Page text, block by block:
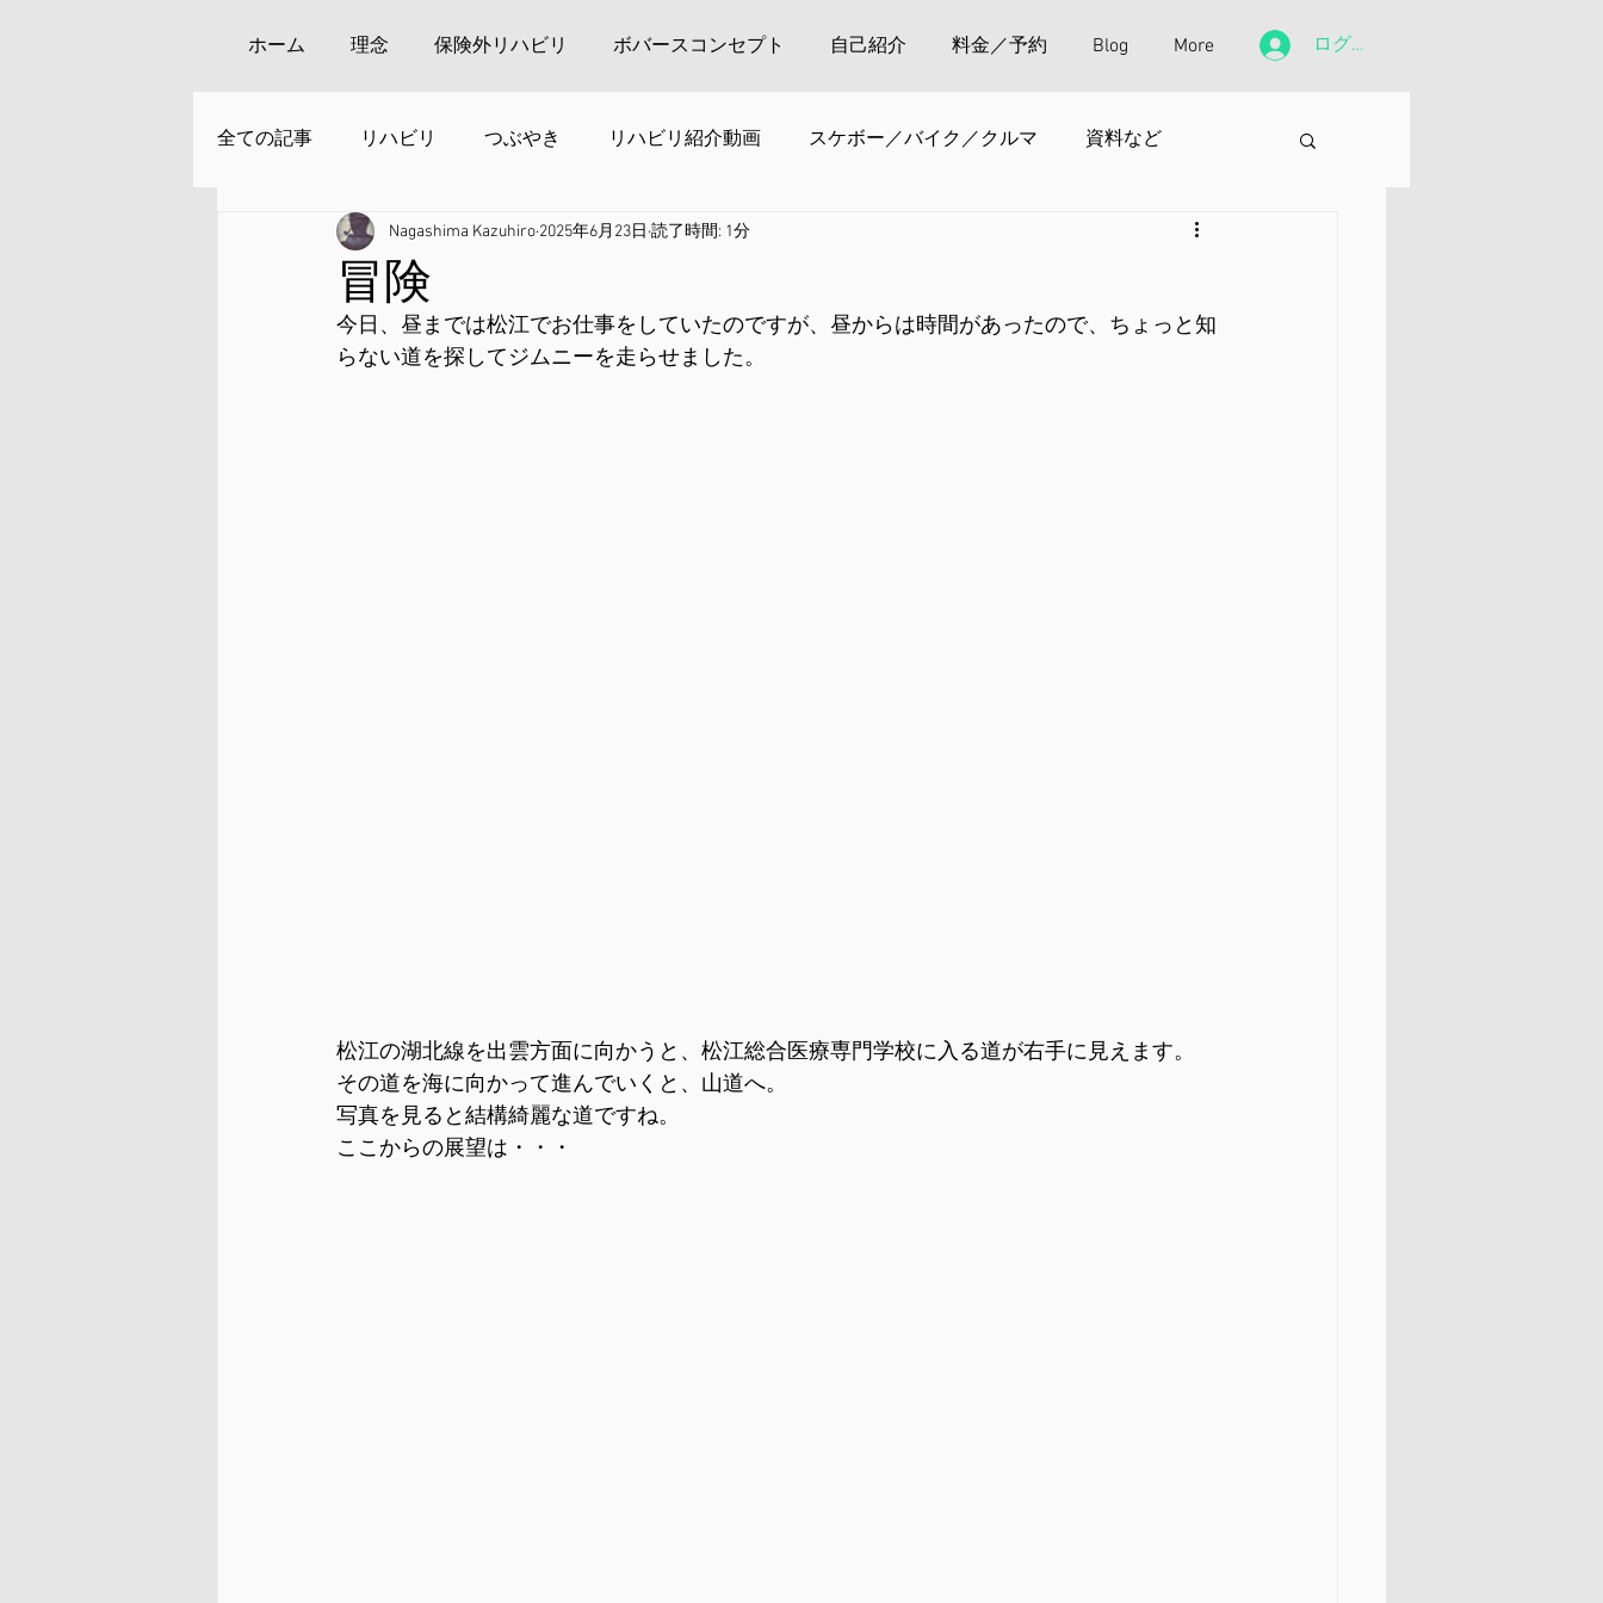
ホーム 理念 保険外リハビリ ボバースコンセプト 自己紹介 料金／予約 Blog More ログイン
全ての記事 リハビリ つぶやき リハビリ紹介動画 スケボー／バイク／クルマ 資料など
安来周辺の観光
冒険
Nagashima Kazuhiro 2025年6月23日 読了時間: 1分
今日、昼までは松江でお仕事をしていたのですが、昼からは時間があったので、ちょっと知
らない道を探してジムニーを走らせました。
松江の湖北線を出雲方面に向かうと、松江総合医療専門学校に入る道が右手に見えます。
その道を海に向かって進んでいくと、山道へ。
写真を見ると結構綺麗な道ですね。
ここからの展望は・・・